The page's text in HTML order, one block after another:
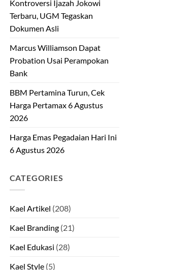
Kontroversi Ijazah Jokowi
Terbaru, UGM Tegaskan
Dokumen Asli
Marcus Williamson Dapat
Probation Usai Perampokan
Bank
BBM Pertamina Turun, Cek
Harga Pertamax 6 Agustus
2026
Harga Emas Pegadaian Hari Ini
6 Agustus 2026
CATEGORIES
Kael Artikel (208)
Kael Branding(21)
Kael Edukasi (28)
Kael Style(5)